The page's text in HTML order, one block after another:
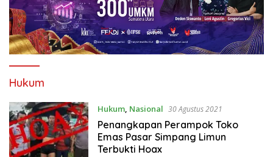
Hukum
Hukum, Nasional 30 Agustus 2021
Penangkapan Perampok Toko
Emas Pasar Simpang Limun
Terbukti Hoax